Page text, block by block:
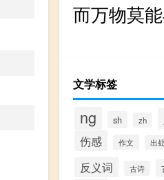
而万物莫能
文学标签
ng sh zh
伤感 作文 出处
反义词 古诗